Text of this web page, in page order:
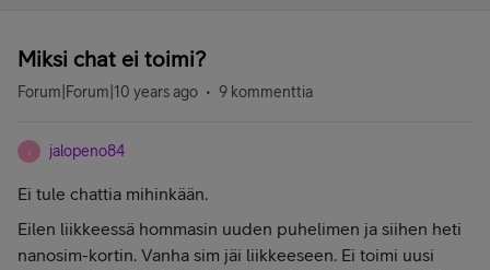
Miksi chat ei toimi?
Forum|Forum|10 years ago 9 kommenttia
J jalopeno84
Ei tule chattia mihinkään.
Eilen liikkeessä hommasin uuden puhelimen ja siihen heti
nanosim-kortin. Vanha sim jäi liikkeeseen. Ei toimi uusi